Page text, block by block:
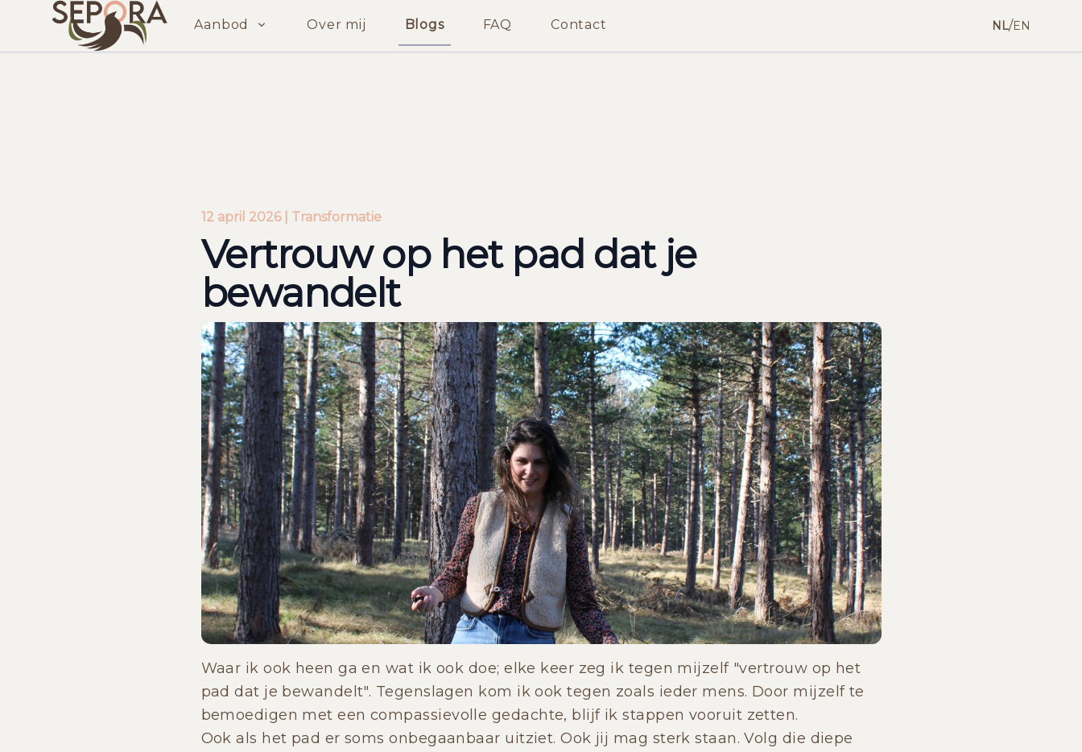
Aanbod Over mij Blogs FAQ Contact NL/EN
12 april 2026 | Transformatie
Vertrouw op het pad dat je
bewandelt
Waar ik ook heen ga en wat ik ook doe; elke keer zeg ik tegen mijzelf "vertrouw op het
pad dat je bewandelt". Tegenslagen kom ik ook tegen zoals ieder mens. Door mijzelf te
bemoedigen met een compassievolle gedachte, blijf ik stappen vooruit zetten.
Ook als het pad er soms onbegaanbaar uitziet. Ook jij mag sterk staan. Volg die diepe